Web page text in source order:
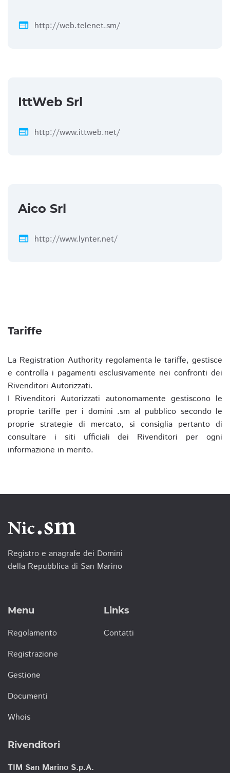
web http://web.telenet.sm/
IttWeb Srl
web http://www.ittweb.net/
Aico Srl
web http://www.lynter.net/
Tariffe
La Registration Authority regolamenta le tariffe, gestisce
e controlla i pagamenti esclusivamente nei confronti dei
Rivenditori Autorizzati.
I Rivenditori Autorizzati autonomamente gestiscono le
proprie tariffe per i domini .sm al pubblico secondo le
proprie strategie di mercato, si consiglia pertanto di
consultare i siti ufficiali dei Rivenditori per ogni
informazione in merito.
Registro e anagrafe dei Domini
della Repubblica di San Marino
Menu
Regolamento
Registrazione
Gestione
Documenti
Whois
Links
Contatti
Rivenditori
TIM San Marino S.p.A.